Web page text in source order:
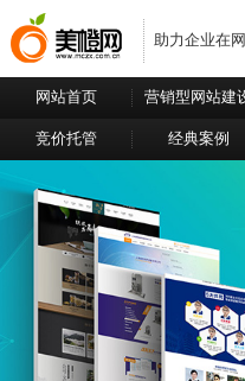
助力企业在
网站首页 营销型网站建
竞价托管 经典案例